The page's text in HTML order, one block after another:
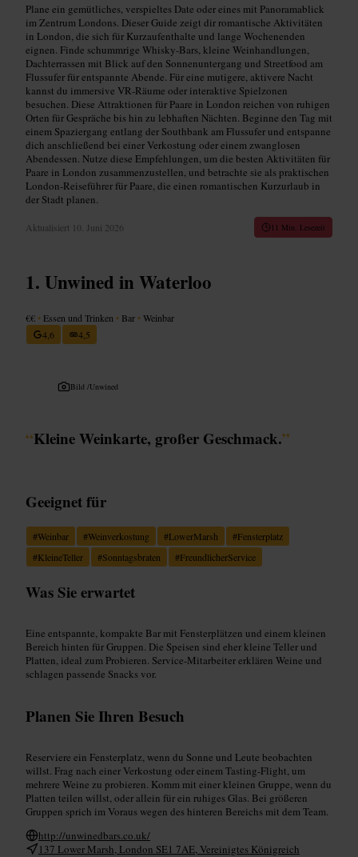
Plane ein gemütliches, verspieltes Date oder eines mit Panoramablick
im Zentrum Londons. Dieser Guide zeigt dir romantische Aktivitäten
in London, die sich für Kurzaufenthalte und lange Wochenenden
eignen. Finde schummrige Whisky-Bars, kleine Weinhandlungen,
Dachterrassen mit Blick auf den Sonnenuntergang und Streetfood am
Flussufer für entspannte Abende. Für eine mutigere, aktivere Nacht
kannst du immersive VR‑Räume oder interaktive Spielzonen
besuchen. Diese Attraktionen für Paare in London reichen von ruhigen
Orten für Gespräche bis hin zu lebhaften Nächten. Beginne den Tag mit
einem Spaziergang entlang der Southbank am Flussufer und entspanne
dich anschließend bei einer Verkostung oder einem zwanglosen
Abendessen. Nutze diese Empfehlungen, um die besten Aktivitäten für
Paare in London zusammenzustellen, und betrachte sie als praktischen
London‑Reiseführer für Paare, die einen romantischen Kurzurlaub in
der Stadt planen.
Aktualisiert 10. Juni 2026 11 Min. Lesezeit
Unwined in Waterloo
€€ • Essen und Trinken • Bar •Weinbar
4,6
4,5
Bild /Unwined
“Kleine Weinkarte, großer Geschmack.”
Geeignet für
#Weinbar #Weinverkostung #LowerMarsh #Fensterplatz
#KleineTeller #Sonntagsbraten #FreundlicherService
Was Sie erwartet
Eine entspannte, kompakte Bar mit Fensterplätzen und einem kleinen
Bereich hinten für Gruppen. Die Speisen sind eher kleine Teller und
Platten, ideal zum Probieren. Service-Mitarbeiter erklären Weine und
schlagen passende Snacks vor.
Planen Sie Ihren Besuch
Reserviere ein Fensterplatz, wenn du Sonne und Leute beobachten
willst. Frag nach einer Verkostung oder einem Tasting-Flight, um
mehrere Weine zu probieren. Komm mit einer kleinen Gruppe, wenn du
Platten teilen willst, oder allein für ein ruhiges Glas. Bei größeren
Gruppen sprich im Voraus wegen des hinteren Bereichs mit dem Team.
http://unwinedbars.co.uk/
137 Lower Marsh, London SE1 7AE, Vereinigtes Königreich